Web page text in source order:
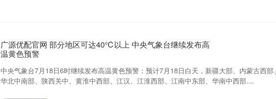
广源优配官网 部分地区可达40℃以上 中央气象台继续发布高
温黄色预警
中央气象台7月18日6时继续发布高温黄色预警：预计7月18日白天，新疆大部、内蒙古西部、
华北中南部、陕西关中、黄淮中西部、江汉、江淮西部、江南中东部、华南中西部....